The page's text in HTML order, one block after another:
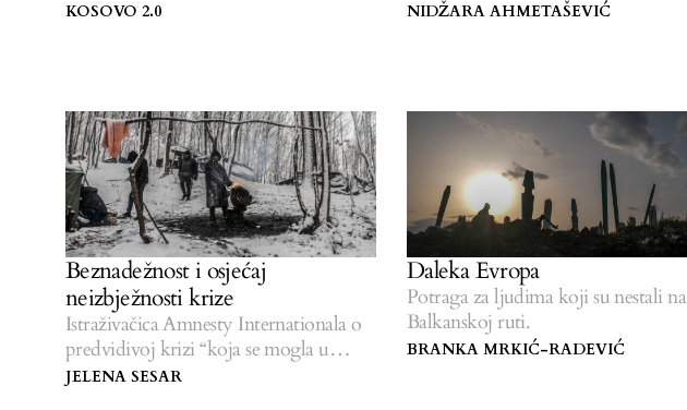
KOSOVO 2.0
Balkanu.
NIDŽARA AHMETAŠEVIĆ
Beznadežnost i osjećaj
neizbježnosti krize
Istraživačica Amnesty Internationala o
predvidivoj krizi “koja se mogla u
potpunosti izbjeći”.
JELENA SESAR
Daleka Evropa
Potraga za ljudima koji su nestali na
Balkanskoj ruti.
BRANKA MRKIĆ-RADEVIĆ